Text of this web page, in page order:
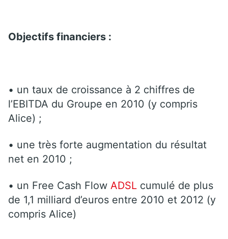
Objectifs financiers :
• un taux de croissance à 2 chiffres de
l’EBITDA du Groupe en 2010 (y compris
Alice) ;
• une très forte augmentation du résultat
net en 2010 ;
• un Free Cash Flow ADSL cumulé de plus
de 1,1 milliard d’euros entre 2010 et 2012 (y
compris Alice)